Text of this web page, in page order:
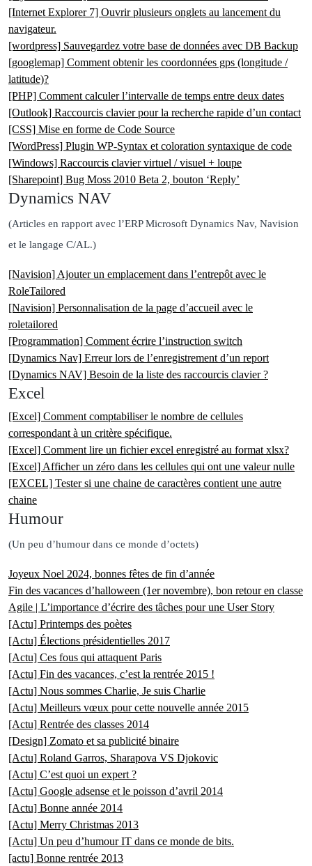
[Internet Explorer 7] Ouvrir plusieurs onglets au lancement du
navigateur.
[wordpress] Sauvegardez votre base de données avec DB Backup
[googlemap] Comment obtenir les coordonnées gps (longitude /
latitude)?
[PHP] Comment calculer l’intervalle de temps entre deux dates
[Outlook] Raccourcis clavier pour la recherche rapide d’un contact
[CSS] Mise en forme de Code Source
[WordPress] Plugin WP-Syntax et coloration syntaxique de code
[Windows] Raccourcis clavier virtuel / visuel + loupe
[Sharepoint] Bug Moss 2010 Beta 2, bouton ‘Reply’
Dynamics NAV
(Articles en rapport avec l’ERP Microsoft Dynamics Nav, Navision
et le langage C/AL.)
[Navision] Ajouter un emplacement dans l’entrepôt avec le
RoleTailored
[Navision] Personnalisation de la page d’accueil avec le
roletailored
[Programmation] Comment écrire l’instruction switch
[Dynamics Nav] Erreur lors de l’enregistrement d’un report
[Dynamics NAV] Besoin de la liste des raccourcis clavier ?
Excel
[Excel] Comment comptabiliser le nombre de cellules
correspondant à un critère spécifique.
[Excel] Comment lire un fichier excel enregistré au format xlsx?
[Excel] Afficher un zéro dans les cellules qui ont une valeur nulle
[EXCEL] Tester si une chaine de caractères contient une autre
chaine
Humour
(Un peu d’humour dans ce monde d’octets)
Joyeux Noel 2024, bonnes fêtes de fin d’année
Fin des vacances d’halloween (1er novembre), bon retour en classe
Agile | L’importance d’écrire des tâches pour une User Story
[Actu] Printemps des poètes
[Actu] Élections présidentielles 2017
[Actu] Ces fous qui attaquent Paris
[Actu] Fin des vacances, c’est la rentrée 2015 !
[Actu] Nous sommes Charlie, Je suis Charlie
[Actu] Meilleurs vœux pour cette nouvelle année 2015
[Actu] Rentrée des classes 2014
[Design] Zomato et sa publicité binaire
[Actu] Roland Garros, Sharapova VS Djokovic
[Actu] C’est quoi un expert ?
[Actu] Google adsense et le poisson d’avril 2014
[Actu] Bonne année 2014
[Actu] Merry Christmas 2013
[Actu] Un peu d’humour IT dans ce monde de bits.
[actu] Bonne rentrée 2013